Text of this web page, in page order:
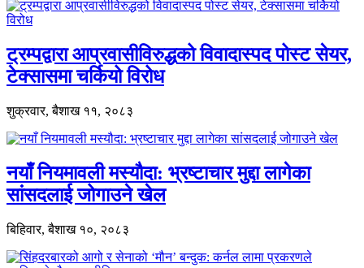
ट्रम्पद्वारा आप्रवासीविरुद्धको विवादास्पद पोस्ट सेयर,
टेक्सासमा चर्कियो विरोध
शुक्रवार, बैशाख ११, २०८३
नयाँ नियमावली मस्यौदा: भ्रष्टाचार मुद्दा लागेका
सांसदलाई जोगाउने खेल
बिहिवार, बैशाख १०, २०८३